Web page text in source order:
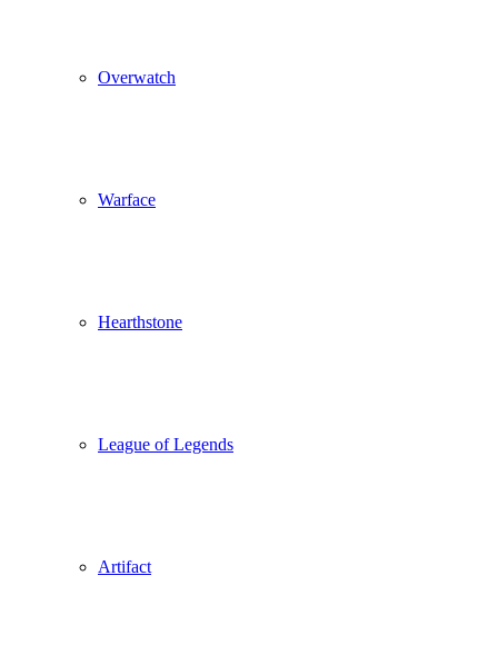
Overwatch
Warface
Hearthstone
League of Legends
Artifact